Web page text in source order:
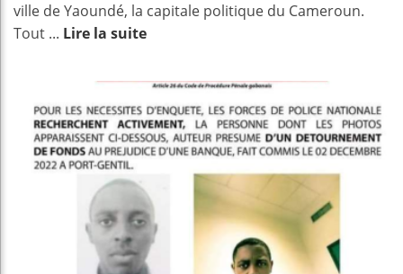
ville de Yaoundé, la capitale politique du Cameroun.
Tout ... Lire la suite